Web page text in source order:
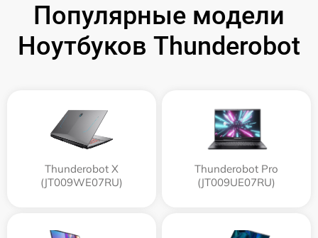
Популярные модели
Ноутбуков Thunderobot
Thunderobot X
(JT009WE07RU)
Thunderobot Pro
(JT009UE07RU)